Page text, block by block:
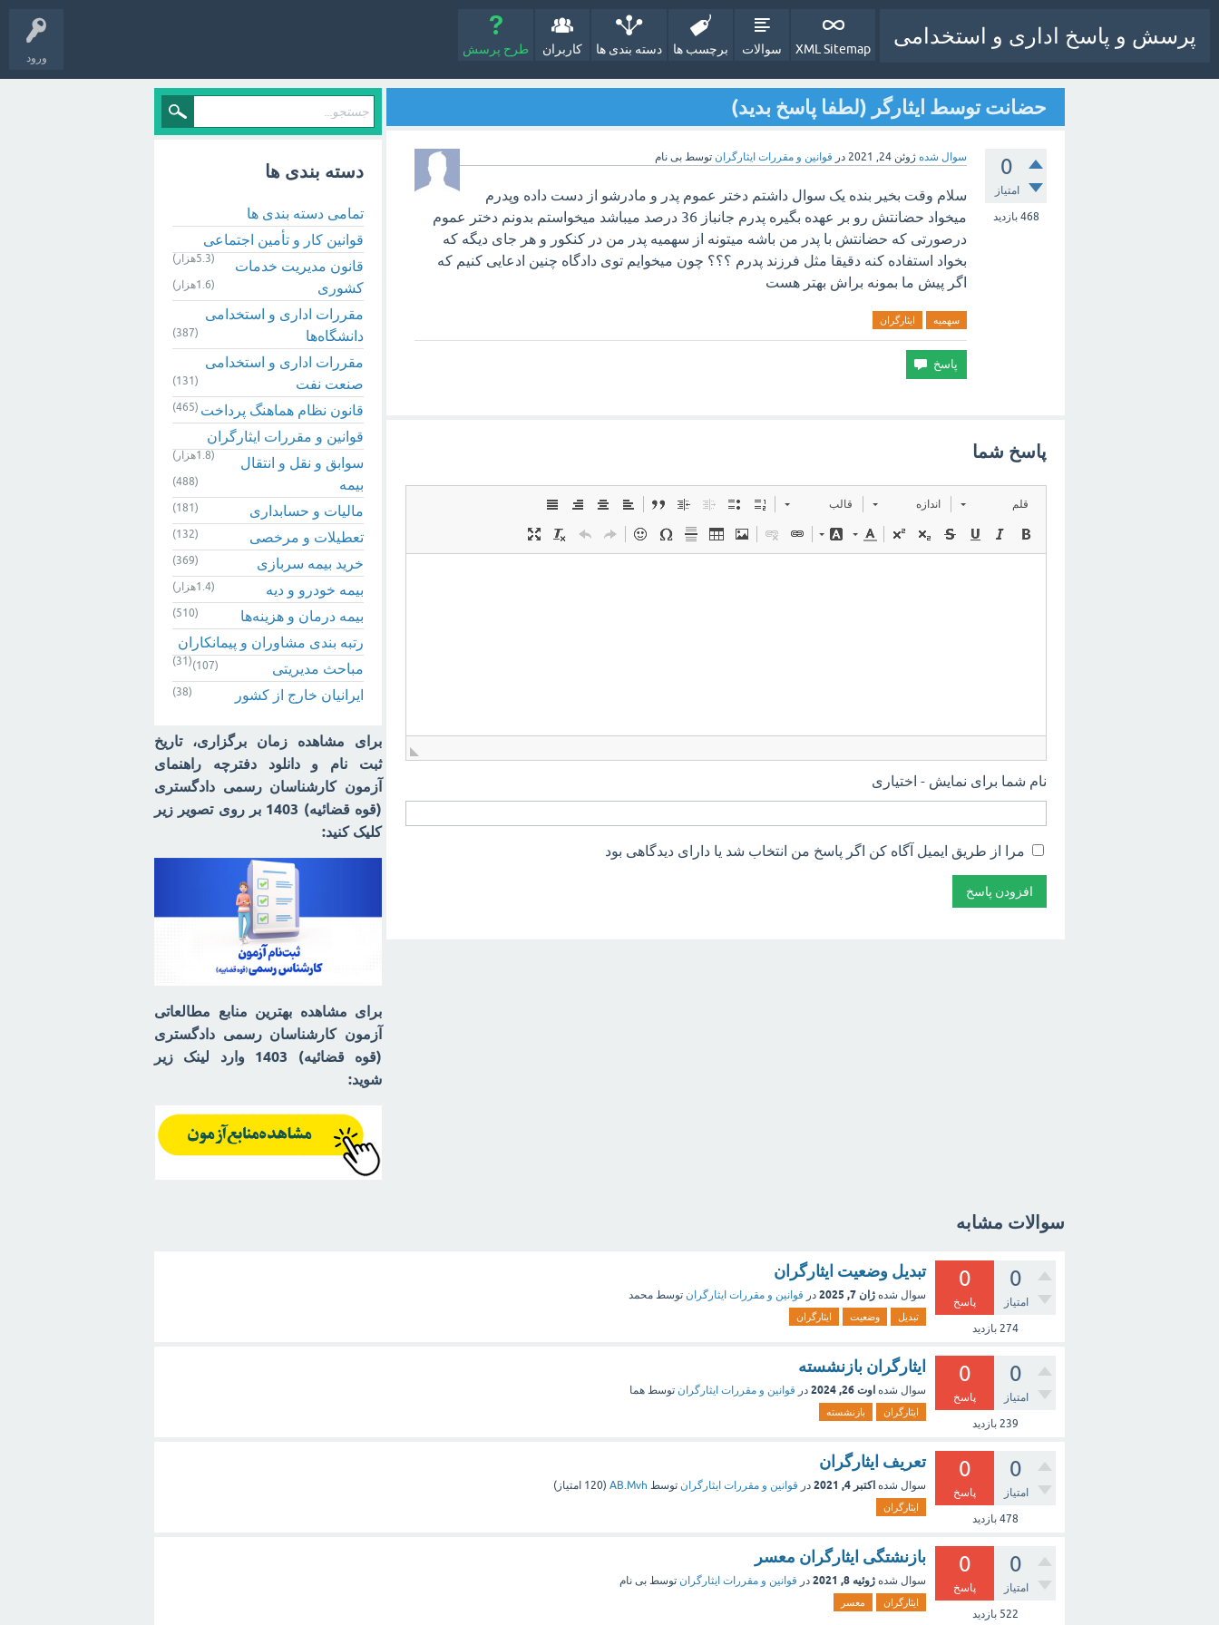
ورود
پرسش و پاسخ اداری و استخدامی
XML Sitemap سوالات برچسب ها دسته بندی ها کاربران طرح پرسش
حضانت توسط ایثارگر (لطفا پاسخ بدید)
0
امتیاز
468 بازدید
سوال شده ژوئن 24, 2021 در قوانین و مقررات ایثارگران توسط بی نام
سلام وقت بخیر بنده یک سوال داشتم دختر عموم پدر و مادرشو از دست داده وپدرم
میخواد حضانتش رو بر عهده بگیره پدرم جانباز 36 درصد میباشد میخواستم بدونم دختر عموم
درصورتی که حضانتش با پدر من باشه میتونه از سهمیه پدر من در کنکور و هر جای دیگه که
بخواد استفاده کنه دقیقا مثل فرزند پدرم ؟؟؟ چون میخوایم توی دادگاه چنین ادعایی کنیم که
اگر پیش ما بمونه براش بهتر هست
سهمیه ایثارگران
پاسخ شما
قلم اندازه قالب
نام شما برای نمایش - اختیاری
مرا از طریق ایمیل آگاه کن اگر پاسخ من انتخاب شد یا دارای دیدگاهی بود
دسته بندی ها
تمامی دسته بندی ها
قوانین کار و تأمین اجتماعی
(5.3هزار)
قانون مدیریت خدمات
کشوری
(1.6هزار)
مقررات اداری و استخدامی
دانشگاه‌ها
(387)
مقررات اداری و استخدامی
صنعت نفت
(131)
قانون نظام هماهنگ پرداخت (465)
قوانین و مقررات ایثارگران
(1.8هزار)
سوابق و نقل و انتقال
بیمه‌
(488)
مالیات و حسابداری (181)
تعطیلات و مرخصی (132)
خرید بیمه سربازی (369)
بیمه خودرو و دیه (1.4هزار)
بیمه درمان و هزینه‌ها (510)
رتبه بندی مشاوران و پیمانکاران
(31) مباحث مدیریتی (107)
ایرانیان خارج از کشور (38)
برای مشاهده زمان برگزاری، تاریخ
ثبت نام و دانلود دفترچه راهنمای
آزمون کارشناسان رسمی دادگستری
(قوه قضائیه) 1403 بر روی تصویر زیر
کلیک کنید:
برای مشاهده بهترین منابع مطالعاتی
آزمون کارشناسان رسمی دادگستری
(قوه قضائیه) 1403 وارد لینک زیر
شوید:
سوالات مشابه
0
امتیاز
0
پاسخ
274 بازدید
تبدیل وضعیت ایثارگران
سوال شده ژان 7, 2025 در قوانین و مقررات ایثارگران توسط محمد
تبدیل وضعیت ایثارگران
0
امتیاز
0
پاسخ
239 بازدید
ایثارگران بازنشسته
سوال شده اوت 26, 2024 در قوانین و مقررات ایثارگران توسط هما
ایثارگران بازنشسته
0
امتیاز
0
پاسخ
478 بازدید
تعریف ایثارگران
سوال شده اکتبر 4, 2021 در قوانین و مقررات ایثارگران توسط AB.Mvh
(
120 امتیاز)
ایثارگران
0
امتیاز
0
پاسخ
522 بازدید
بازنشتگی ایثارگران معسر
سوال شده ژوئیه 8, 2021 در قوانین و مقررات ایثارگران توسط بی نام
ایثارگران معسر